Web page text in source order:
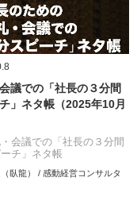
議での「社長の３分間
」ネタ帳（2025年10月
会議での「社長の３分間
チ」ネタ帳
臥龍） / 感動経営コンサルタ